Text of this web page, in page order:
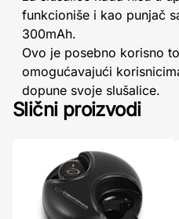
funkcioniše i kao punjač
300mAh.
Ovo je posebno korisno
omogućavajući
dopune svoje slušalice.
Slični proizvodi